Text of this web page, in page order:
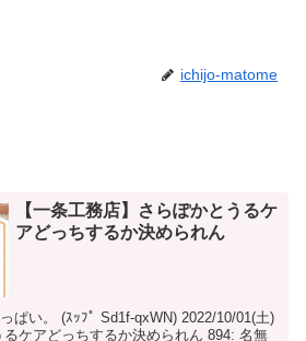
ichijo-matome
【一条工務店】さらぽかとうるケ
アどっちするか決められん
(ｽｯﾌﾟ Sd1f-qxWN) 2022/10/01(土)